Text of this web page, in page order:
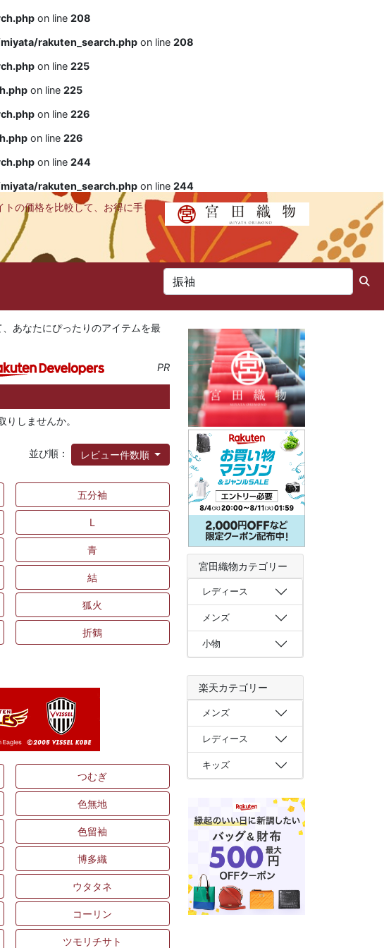
on line 208
rakuten_search.php on line 208
on line 225
on line 225
on line 226
on line 226
on line 244
rakuten_search.php on line 244
の価格を比較して、お得に手
あなたにぴったりのアイテムを最
PR
しませんか。
並び順： レビュー件数順
五分袖
L
青
結
狐火
折鶴
つむぎ
色無地
色留袖
博多織
ウタタネ
コーリン
ツモリチサト
宮田織物カテゴリー
レディース
メンズ
小物
楽天カテゴリー
メンズ
レディース
キッズ